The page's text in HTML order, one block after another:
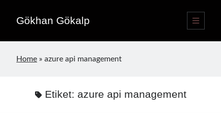
Gökhan Gökalp
ana
menüyü
Yan
Menü
Home »azure api management
Etiket: azure api management